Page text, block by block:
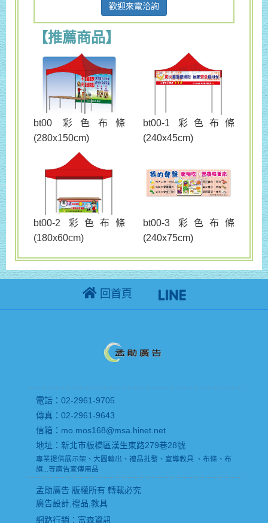
歡迎來電洽詢
【推薦商品】
bt00 彩色布條
(280x150cm)
bt00-1 彩色布條
(240x45cm)
bt00-2 彩色布條
(180x60cm)
bt00-3 彩色布條
(240x75cm)
回首頁
電話：02-2961-9705
傳真：02-2961-9643
信箱：mo.mos168@msa.hinet.net
地址：新北市板橋區漢生東路279巷28號
專業提供展示架、大圖輸出、禮品批發、宣導教具 、布條、布
旗...等廣告宣傳用品
孟勛廣告 版權所有 轉載必究
廣告設計,禮品,教具
網路行銷 ：富森資訊